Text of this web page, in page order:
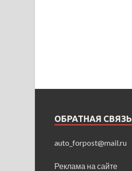
ОБРАТНАЯ СВЯЗЬ
auto_forpost@mail.ru
Реклама на сайте